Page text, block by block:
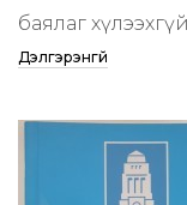
баялаг хүлээхгүй
Дэлгэрэнгүй